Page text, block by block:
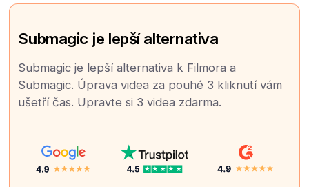
Submagic je lepší alternativa
Submagic je lepší alternativa k Filmora a
Submagic. Úprava videa za pouhé 3 kliknutí vám
ušetří čas. Upravte si 3 videa zdarma.